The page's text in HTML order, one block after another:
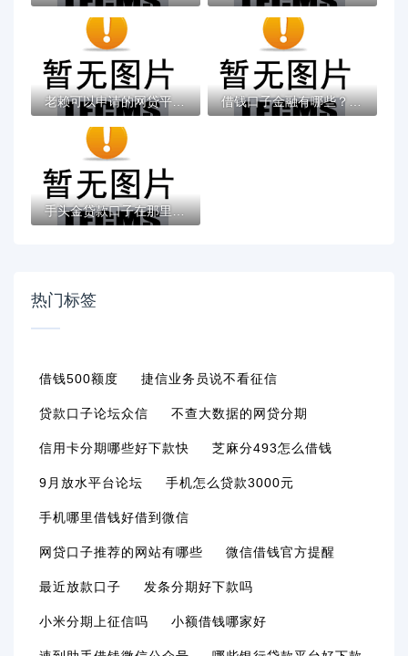
老赖可以申请的网贷平台推荐及注意事项 借钱口子金融有哪些？分享8个贷款大平台
手头金贷款口子在那里？看看这5个黑名单也能...
热门标签
借钱500额度 捷信业务员说不看征信
贷款口子论坛众信 不查大数据的网贷分期
信用卡分期哪些好下款快 芝麻分493怎么借钱
9月放水平台论坛 手机怎么贷款3000元
手机哪里借钱好借到微信
网贷口子推荐的网站有哪些 微信借钱官方提醒
最近放款口子 发条分期好下款吗
小米分期上征信吗 小额借钱哪家好